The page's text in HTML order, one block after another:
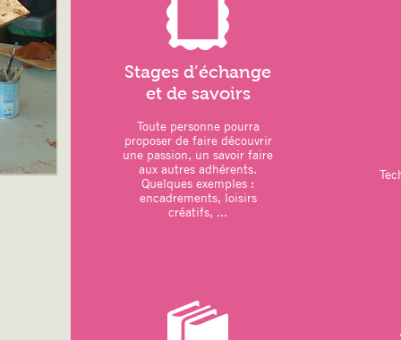
vannerie
–couture
11 octobre 2025
Octobre 2025
ATELIERS DU MOIS
–Art thérapie: Modelage
–Sports: Pilates – Qi Gong
. une séance de Qi Gong prévue en
. Atelier artistique animé par
Stages d’échange
et de savoirs
Toute personne pourra
proposer de faire découvrir
une passion, un savoir faire
aux autres adhérents.
Quelques exemples :
encadrements, loisirs
créatifs, ...